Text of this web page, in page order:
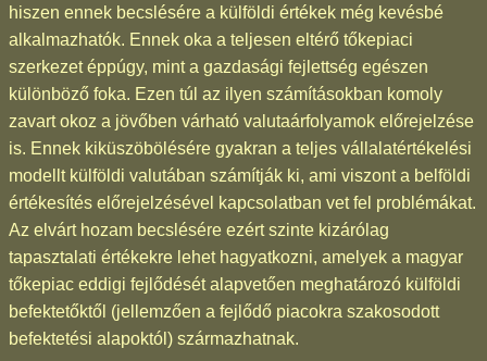
hiszen ennek becslésére a külföldi értékek még kevésbé
alkalmazhatók. Ennek oka a teljesen eltérő tőkepiaci
szerkezet éppúgy, mint a gazdasági fejlettség egészen
különböző foka. Ezen túl az ilyen számításokban komoly
zavart okoz a jövőben várható valutaárfolyamok előrejelzése
is. Ennek kiküszöbölésére gyakran a teljes vállalatértékelési
modellt külföldi valutában számítják ki, ami viszont a belföldi
értékesítés előrejelzésével kapcsolatban vet fel problémákat.
Az elvárt hozam becslésére ezért szinte kizárólag
tapasztalati értékekre lehet hagyatkozni, amelyek a magyar
tőkepiac eddigi fejlődését alapvetően meghatározó külföldi
befektetőktől (jellemzően a fejlődő piacokra szakosodott
befektetési alapoktól) származhatnak.